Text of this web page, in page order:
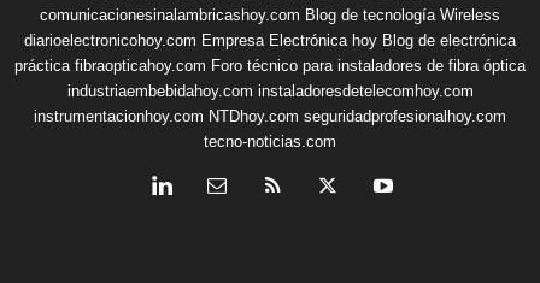
comunicacionesinalambricashoy.com Blog de tecnología Wireless
diarioelectronicohoy.com Empresa Electrónica hoy Blog de electrónica
práctica fibraopticahoy.com Foro técnico para instaladores de fibra óptica
industriaembebidahoy.com instaladoresdetelecomhoy.com
instrumentacionhoy.com NTDhoy.com seguridadprofesionalhoy.com
tecno-noticias.com